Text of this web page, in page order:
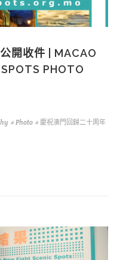
開收件 | MACAO
PHOTO
# Photo # 慶祝澳門回歸二十周年